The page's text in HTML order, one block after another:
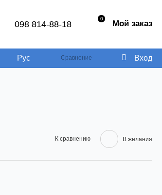
098 814-88-18
0 Мой заказ
Рус Сравнение Вход
К сравнению В желания